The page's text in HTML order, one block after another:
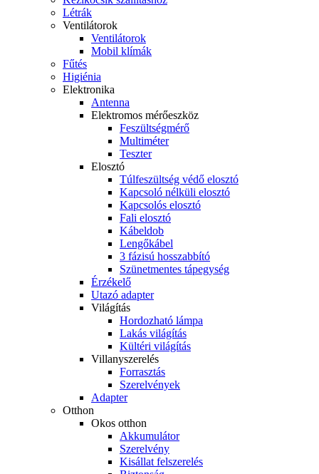
Létrák
Ventilátorok
Ventilátorok
Mobil klímák
Fűtés
Higiénia
Elektronika
Antenna
Elektromos mérőeszköz
Feszültségmérő
Multiméter
Teszter
Elosztó
Túlfeszültség védő elosztó
Kapcsoló nélküli elosztó
Kapcsolós elosztó
Fali elosztó
Kábeldob
Lengőkábel
3 fázisú hosszabbító
Szünetmentes tápegység
Érzékelő
Utazó adapter
Világítás
Hordozható lámpa
Lakás világítás
Kültéri világítás
Villanyszerelés
Forrasztás
Szerelvények
Adapter
Otthon
Okos otthon
Akkumulátor
Szerelvény
Kisállat felszerelés